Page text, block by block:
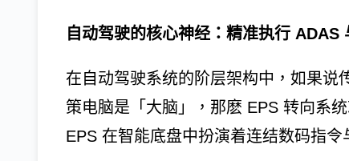
自动驾驶的核心神经：精准执行 ADAS
在自动驾驶系统的阶层架构中，如果说
策电脑是「大脑」，那麽 EPS 转向系
EPS 在智能底盘中扮演着连结数码指令